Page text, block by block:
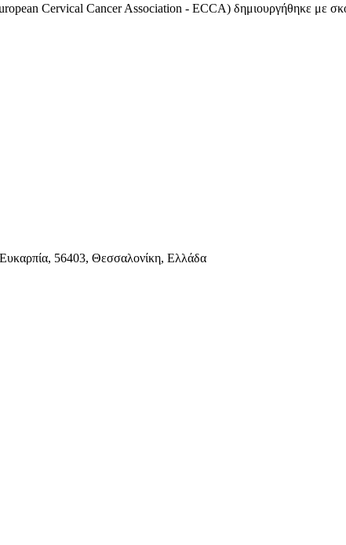
Cervical Cancer Association - ECCA) δημιουργήθηκε με
56403, Θεσσαλονίκη, Ελλάδα